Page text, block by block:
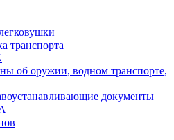
транспорта
об оружии, водном транспорте,
документы